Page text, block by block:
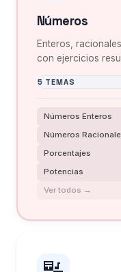
Números
Enteros,
con ejercicios
5 TEMAS
Números Enteros
Números
Porcentajes
Potencias
Ver todos →